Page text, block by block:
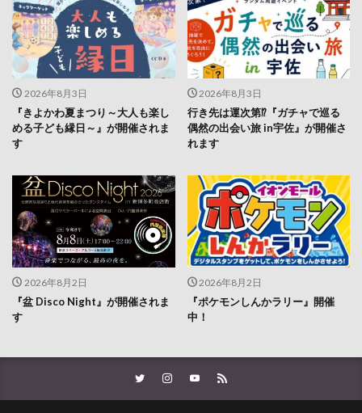
2026年8月3日
『きよかわ夏まつり～大人も楽し
める子ども縁日～』が開催されま
す
2026年8月3日
行き先は運次第⁉『ガチャで巡る
偶然の出会い旅 in宇佐』が開催さ
れます
2026年8月2日
『盆 Disco Night』が開催されま
す
2026年8月2日
『ポケモンしんかラリー』開催
中！